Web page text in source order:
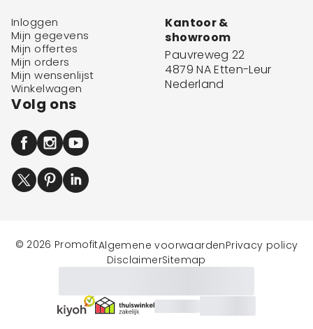
Inloggen
Mijn gegevens
Mijn offertes
Mijn orders
Mijn wensenlijst
Winkelwagen
Kantoor &
showroom
Pauvreweg 22
4879 NA Etten-Leur
Nederland
Volg ons
© 2026 PromofitAlgemene voorwaardenPrivacy policy
DisclaimerSitemap